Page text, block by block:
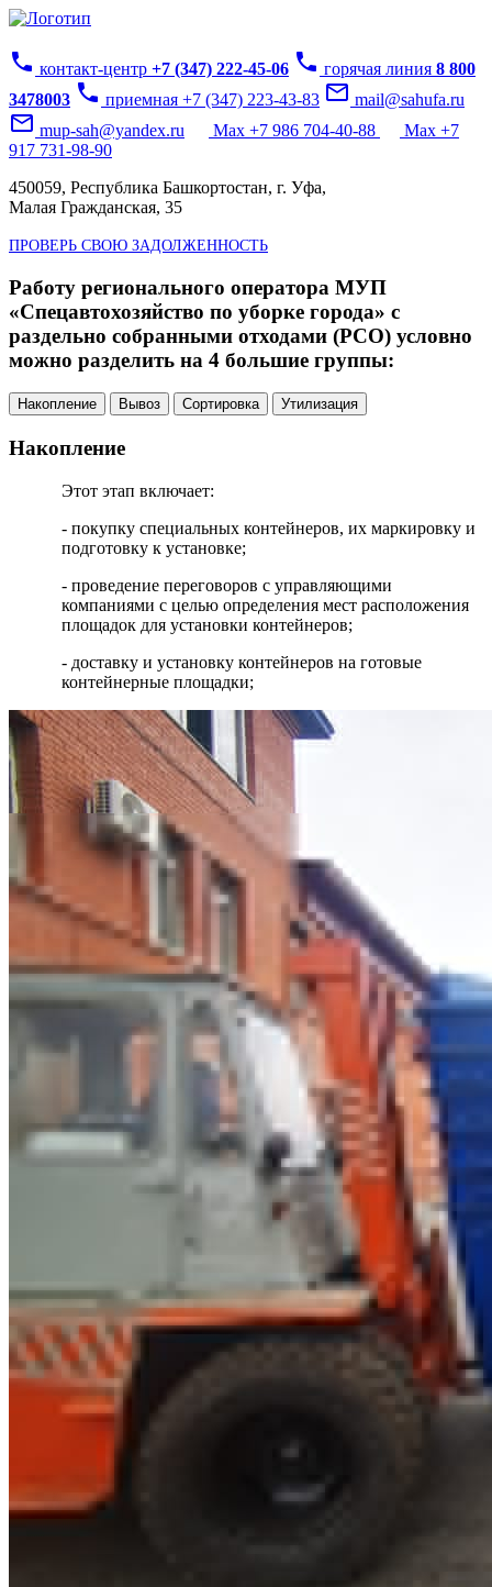
phone контакт-центр +7 (347) 222-45-06 phone горячая линия 8 800
3478003 phone приемная +7 (347) 223-43-83 mail_outline mail@sahufa.ru
mail_outline mup-sah@yandex.ru Max +7 986 704-40-88
Max +7
917 731-98-90
450059, Республика Башкортостан, г. Уфа,
Малая Гражданская, 35
ПРОВЕРЬ СВОЮ ЗАДОЛЖЕННОСТЬ
Работу регионального оператора МУП
«Спецавтохозяйство по уборке города» с
раздельно собранными отходами (РСО) условно
можно разделить на 4 большие группы:
Накопление Вывоз Сортировка Утилизация
Накопление
Этот этап включает:
- покупку специальных контейнеров, их маркировку и
подготовку к установке;
- проведение переговоров с управляющими
компаниями с целью определения мест расположения
площадок для установки контейнеров;
- доставку и установку контейнеров на готовые
контейнерные площадки;